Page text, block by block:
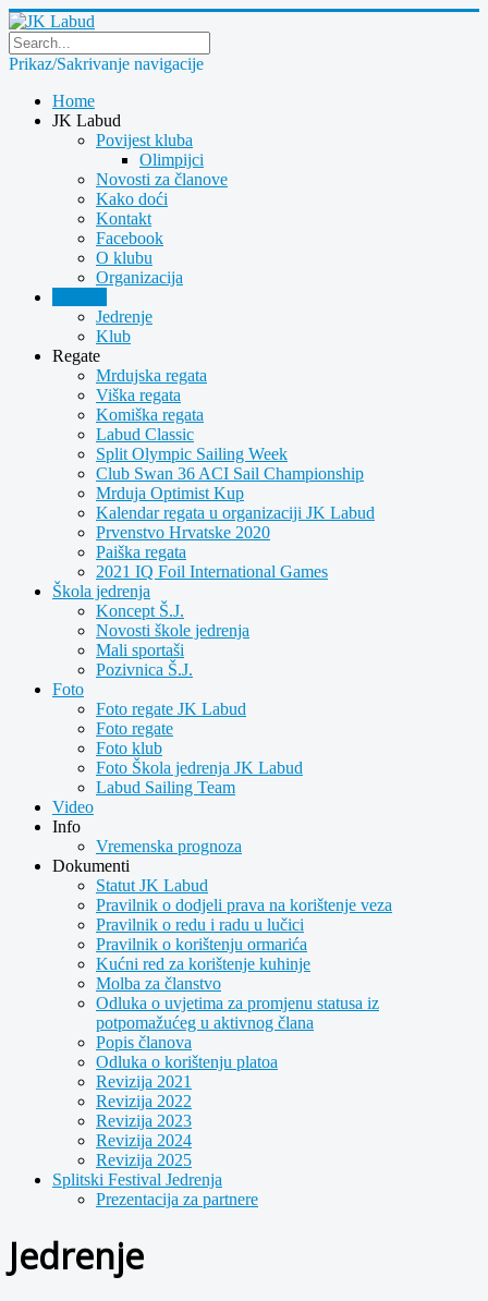
Prikaz/Sakrivanje navigacije
Home
JK Labud
Povijest kluba
Olimpijci
Novosti za članove
Kako doći
Kontakt
Facebook
O klubu
Organizacija
Jedrenje
Klub
Regate
Mrdujska regata
Viška regata
Komiška regata
Labud Classic
Split Olympic Sailing Week
Club Swan 36 ACI Sail Championship
Mrduja Optimist Kup
Kalendar regata u organizaciji JK Labud
Prvenstvo Hrvatske 2020
Paiška regata
2021 IQ Foil International Games
Škola jedrenja
Koncept Š.J.
Novosti škole jedrenja
Mali sportaši
Pozivnica Š.J.
Foto
Foto regate JK Labud
Foto regate
Foto klub
Foto Škola jedrenja JK Labud
Labud Sailing Team
Video
Info
Vremenska prognoza
Dokumenti
Statut JK Labud
Pravilnik o dodjeli prava na korištenje veza
Pravilnik o redu i radu u lučici
Pravilnik o korištenju ormarića
Kućni red za korištenje kuhinje
Molba za članstvo
Odluka o uvjetima za promjenu statusa iz
potpomažućeg u aktivnog člana
Popis članova
Odluka o korištenju platoa
Revizija 2021
Revizija 2022
Revizija 2023
Revizija 2024
Revizija 2025
Splitski Festival Jedrenja
Prezentacija za partnere
Jedrenje